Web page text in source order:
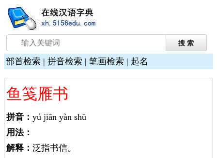
部首检索 | 拼音检索 | 笔画检索 | 起名
鱼笺雁书
拼音： yú jiān yàn shū
用法：
解释： 泛指书信。